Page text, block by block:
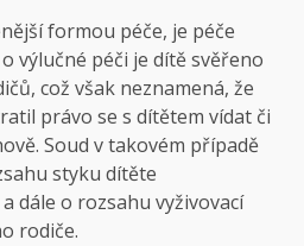
formou péče, je péče
výlučné péči je dítě svěřeno
což však neznamená, že
právo se s dítětem vídat či
Soud v takovém případě
styku dítěte
dále o rozsahu vyživovací
rodiče.